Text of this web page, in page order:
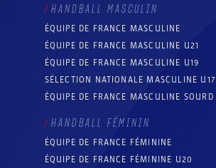
HANDBALL MASCULIN
ÉQUIPE DE FRANCE MASCULINE
ÉQUIPE DE FRANCE MASCULINE U21
ÉQUIPE DE FRANCE MASCULINE U19
SÉLECTION NATIONALE MASCULINE U17
ÉQUIPE DE FRANCE MASCULINE SOURD
HANDBALL FÉMININ
ÉQUIPE DE FRANCE FÉMININE
ÉQUIPE DE FRANCE FÉMININE U20